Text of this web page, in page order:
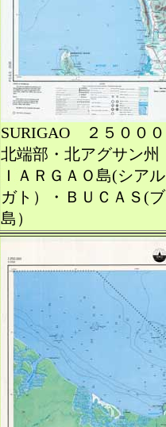
SURIGAO ２５００
北端部・北アグサン
ＩＡＲＧＡＯ島(シア
ガト）・ＢＵＣＡＳ(
島）